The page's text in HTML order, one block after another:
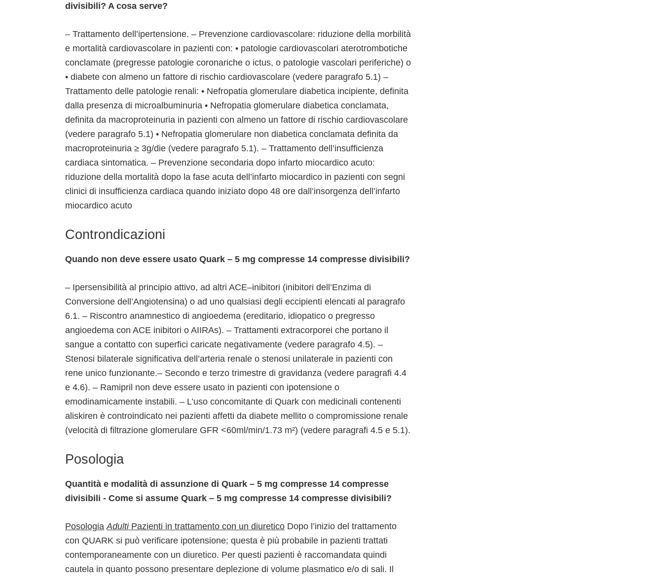
divisibili? A cosa serve?
– Trattamento dell’ipertensione. – Prevenzione cardiovascolare: riduzione della morbilità
e mortalità cardiovascolare in pazienti con: • patologie cardiovascolari aterotrombotiche
conclamate (pregresse patologie coronariche o ictus, o patologie vascolari periferiche) o
• diabete con almeno un fattore di rischio cardiovascolare (vedere paragrafo 5.1) –
Trattamento delle patologie renali: • Nefropatia glomerulare diabetica incipiente, definita
dalla presenza di microalbuminuria • Nefropatia glomerulare diabetica conclamata,
definita da macroproteinuria in pazienti con almeno un fattore di rischio cardiovascolare
(vedere paragrafo 5.1) • Nefropatia glomerulare non diabetica conclamata definita da
macroproteinuria ≥ 3g/die (vedere paragrafo 5.1). – Trattamento dell’insufficienza
cardiaca sintomatica. – Prevenzione secondaria dopo infarto miocardico acuto:
riduzione della mortalità dopo la fase acuta dell’infarto miocardico in pazienti con segni
clinici di insufficienza cardiaca quando iniziato dopo 48 ore dall’insorgenza dell’infarto
miocardico acuto
Controndicazioni
Quando non deve essere usato Quark – 5 mg compresse 14 compresse divisibili?
– Ipersensibilità al principio attivo, ad altri ACE–inibitori (inibitori dell’Enzima di
Conversione dell’Angiotensina) o ad uno qualsiasi degli eccipienti elencati al paragrafo
6.1. – Riscontro anamnestico di angioedema (ereditario, idiopatico o pregresso
angioedema con ACE inibitori o AIIRAs). – Trattamenti extracorporei che portano il
sangue a contatto con superfici caricate negativamente (vedere paragrafo 4.5). –
Stenosi bilaterale significativa dell’arteria renale o stenosi unilaterale in pazienti con
rene unico funzionante.– Secondo e terzo trimestre di gravidanza (vedere paragrafi 4.4
e 4.6). – Ramipril non deve essere usato in pazienti con ipotensione o
emodinamicamente instabili. – L’uso concomitante di Quark con medicinali contenenti
aliskiren è controindicato nei pazienti affetti da diabete mellito o compromissione renale
(velocità di filtrazione glomerulare GFR <60ml/min/1.73 m²) (vedere paragrafi 4.5 e 5.1).
Posologia
Quantità e modalità di assunzione di Quark – 5 mg compresse 14 compresse
divisibili - Come si assume Quark – 5 mg compresse 14 compresse divisibili?
Posologia Adulti Pazienti in trattamento con un diuretico Dopo l’inizio del trattamento
con QUARK si può verificare ipotensione; questa è più probabile in pazienti trattati
contemporaneamente con un diuretico. Per questi pazienti è raccomandata quindi
cautela in quanto possono presentare deplezione di volume plasmatico e/o di sali. Il